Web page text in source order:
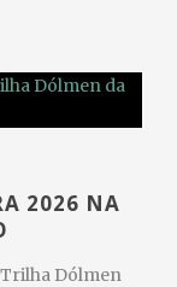
2026 NA
Dólmen